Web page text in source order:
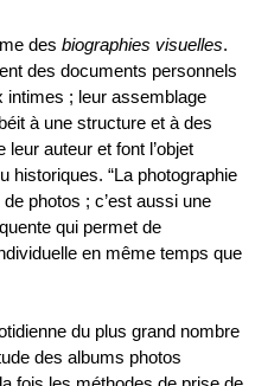
des biographies visuelles.
des documents personnels
intimes ; leur assemblage
à une structure et à des
auteur et font l’objet
historiques. “La photographie
photos ; c’est aussi une
qui permet de
en même temps que
du plus grand nombre
des albums photos